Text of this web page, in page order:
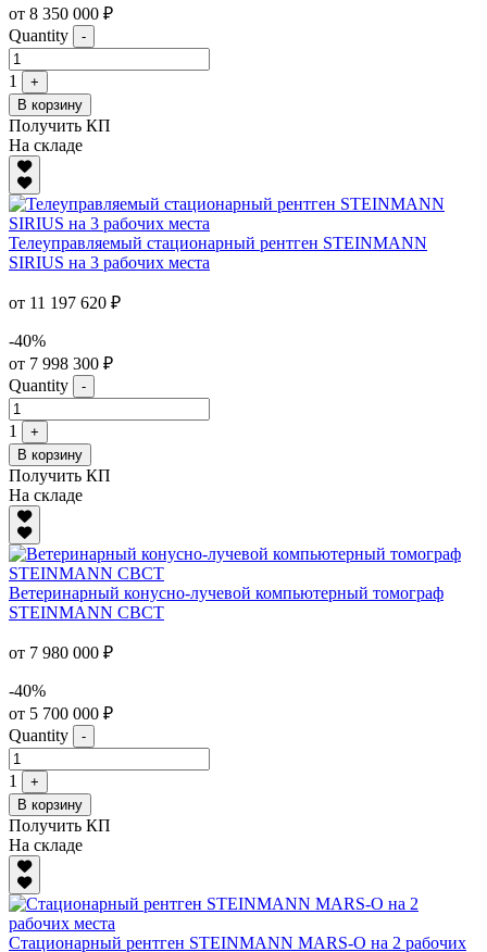
от 8 350 000 ₽
Quantity
-
1
+
В корзину
Получить КП
На складе
Телеуправляемый стационарный рентген STEINMANN
SIRIUS на 3 рабочих места
от 11 197 620 ₽
-40%
от 7 998 300 ₽
Quantity
-
1
+
В корзину
Получить КП
На складе
Ветеринарный конусно-лучевой компьютерный томограф
STEINMANN CBCT
от 7 980 000 ₽
-40%
от 5 700 000 ₽
Quantity
-
1
+
В корзину
Получить КП
На складе
Стационарный рентген STEINMANN MARS-O на 2 рабочих